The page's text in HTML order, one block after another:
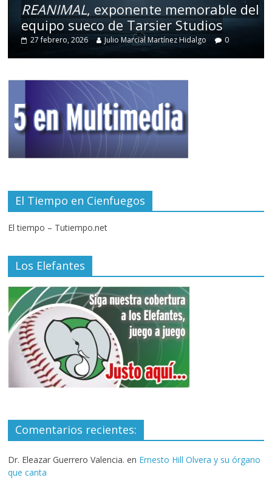
REANIMAL, exponente memorable del
equipo sueco de Tarsier Studios
27 febrero, 2026 Julio Marcial Martínez Hidalgo 0
El Tiempo en Cienfuegos
El tiempo – Tutiempo.net
Los Elefantes
Comentarios recientes:
Dr. Eleazar Guerrero Valencia. en Ernesto Hill Olvera y su órgano
que canta